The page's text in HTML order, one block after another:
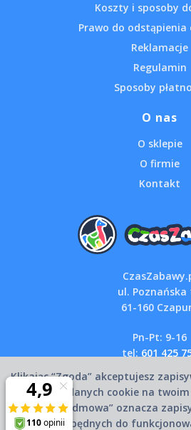
Koszty i sposoby
Prawo do odstąpienia
Reklamacje
Regulamin
Sposoby
O nas
O sklepie
O firmie
Kontakt
ul. Poznańska
61-160
Pn-Pt: 9-16
tel: 601 425
Klikając “Zgoda” akceptujesz
wszystkich danych cookie na
Kliknięcie “Odmowa” oznacza
danych niezbędnych do